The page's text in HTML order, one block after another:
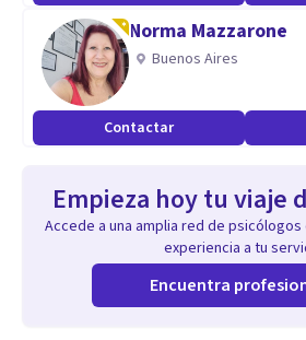
Norma Mazzarone
Buenos Aires
Contactar
Empieza hoy tu viaje
Accede a una amplia red de
experiencia a tu
Encuentra